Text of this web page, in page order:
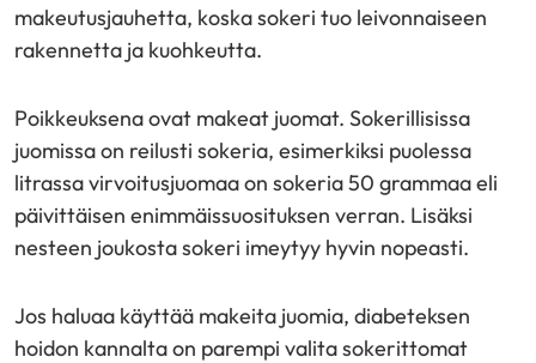
makeutusjauhetta, koska sokeri tuo leivonnaiseen
rakennetta ja kuohkeutta.
Poikkeuksena ovat makeat juomat. Sokerillisissa
juomissa on reilusti sokeria, esimerkiksi puolessa
litrassa virvoitusjuomaa on sokeria 50 grammaa eli
päivittäisen enimmäissuosituksen verran. Lisäksi
nesteen joukosta sokeri imeytyy hyvin nopeasti.
Jos haluaa käyttää makeita juomia, diabeteksen
hoidon kannalta on parempi valita sokerittomat